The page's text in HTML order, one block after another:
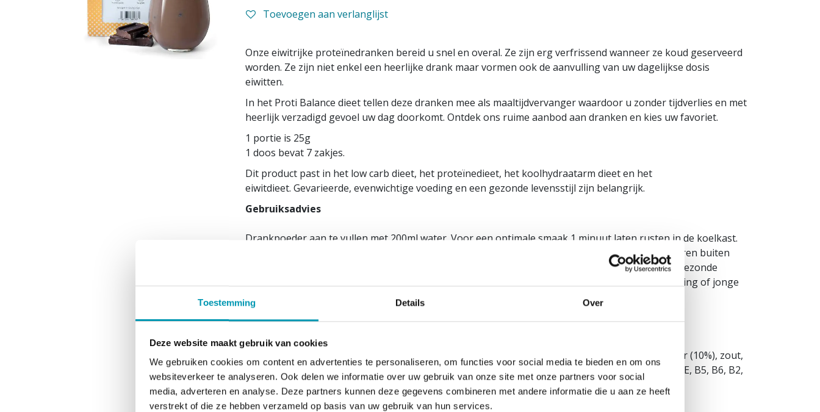
Toestemming Details Over
Deze website maakt gebruik van cookies
We gebruiken cookies om content en advertenties te personaliseren, om functies voor social media te bieden en om ons
websiteverkeer te analyseren. Ook delen we informatie over uw gebruik van onze site met onze partners voor social
media, adverteren en analyse. Deze partners kunnen deze gegevens combineren met andere informatie die u aan ze heeft
verstrekt of die ze hebben verzameld op basis van uw gebruik van hun services.
Toevoegen aan verlanglijst
Onze eiwitrijke proteïnedranken bereid u snel en overal. Ze zijn erg verfrissend wanneer ze koud geserveerd
worden. Ze zijn niet enkel een heerlijke drank maar vormen ook de aanvulling van uw dagelijkse dosis
eiwitten.
In het Proti Balance dieet tellen deze dranken mee als maaltijdvervanger waardoor u zonder tijdverlies en met
heerlijk verzadigd gevoel uw dag doorkomt. Ontdek ons ruime aanbod aan dranken en kies uw favoriet.
1 portie is 25g
1 doos bevat 7 zakjes.
Dit product past in het low carb dieet, het proteïnedieet, het koolhydraatarm dieet en het
eiwitdieet. Gevarieerde, evenwichtige voeding en een gezonde levensstijl zijn belangrijk.
Gebruiksadvies
Drankpoeder aan te vullen met 200ml water. Voor een optimale smaak 1 minuut laten rusten in de koelkast.
Opgelet: bevat zoetstoffen. Overmatig gebruik kan laxerend effect hebben! Koel en droog bewaren buiten
direct zonlicht en buiten bereik van jonge kinderen. Gevarieerde, evenwichtige voeding en een gezonde
levensstijl zijn belangrijk. Geen gebruik zonder medisch advies tijdens zwangerschap, borstvoeding of jonge
kinderen. Plaats van herkomst EU.
Ingrediënten
Melkeiwitten (emulgator: zonnebloem lecithine), magere melkpoeder (22%), magere cacaopoeder (10%), zout,
smaakversterkers, antiklontermiddel: magnesiumcarbonaat en siliciumdioxide, vitaminen: C, B3, E, B5, B6, B2,
B1, A, B9, B8, B12, L-methionine, maltodextrine.
Bevat aspartaam.